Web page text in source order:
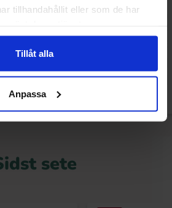
tillhandahållit eller som de har
Tillåt alla
Anpassa
Peanut 49g
Cadbury
Køb
sete